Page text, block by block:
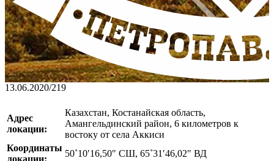
13.06.2020/219
Адрес
локации:
Казахстан, Костанайская область,
Амангельдинский район, 6 километров к
востоку от села Аккиси
Координаты
локации:
50˚10′16,50″ СШ, 65˚31′46,02″ ВД